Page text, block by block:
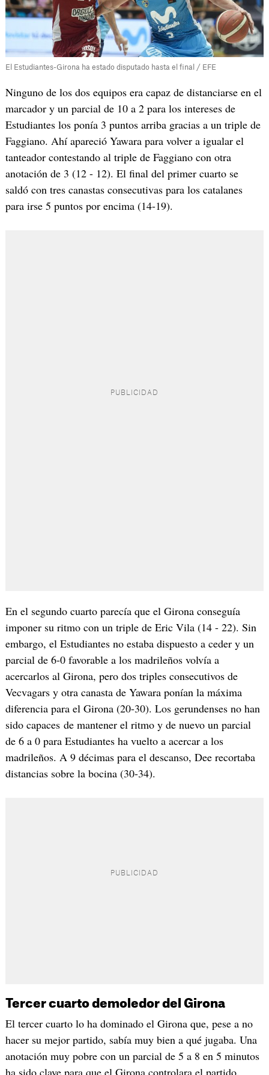
El Estudiantes-Girona ha estado disputado hasta el final / EFE
Ninguno de los dos equipos era capaz de distanciarse en el
marcador y un parcial de 10 a 2 para los intereses de
Estudiantes los ponía 3 puntos arriba gracias a un triple de
Faggiano. Ahí apareció Yawara para volver a igualar el
tanteador contestando al triple de Faggiano con otra
anotación de 3 (12 - 12). El final del primer cuarto se
saldó con tres canastas consecutivas para los catalanes
para irse 5 puntos por encima (14-19).
En el segundo cuarto parecía que el Girona conseguía
imponer su ritmo con un triple de Eric Vila (14 - 22). Sin
embargo, el Estudiantes no estaba dispuesto a ceder y un
parcial de 6-0 favorable a los madrileños volvía a
acercarlos al Girona, pero dos triples consecutivos de
Vecvagars y otra canasta de Yawara ponían la máxima
diferencia para el Girona (20-30). Los gerundenses no han
sido capaces de mantener el ritmo y de nuevo un parcial
de 6 a 0 para Estudiantes ha vuelto a acercar a los
madrileños. A 9 décimas para el descanso, Dee recortaba
distancias sobre la bocina (30-34).
Tercer cuarto demoledor del Girona
El tercer cuarto lo ha dominado el Girona que, pese a no
hacer su mejor partido, sabía muy bien a qué jugaba. Una
anotación muy pobre con un parcial de 5 a 8 en 5 minutos
ha sido clave para que el Girona controlara el partido.